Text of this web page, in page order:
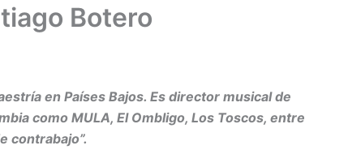
Botero
en Países Bajos. Es director musical de
como MULA, El Ombligo, Los Toscos, entre
contrabajo”.